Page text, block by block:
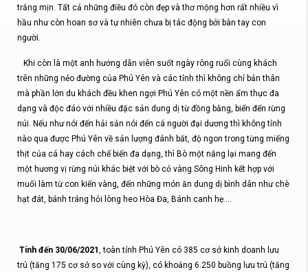
trắng mịn. Tất cả những điều đó còn đẹp và thơ mộng hơn rất nhiều vì
hầu như còn hoan sơ và tự nhiên chưa bị tác động bởi bàn tay con
người.
Khi còn là một anh hướng dẫn viên suốt ngày rông ruổi cùng khách
trên những nẻo đường của Phú Yên và các tỉnh thì không chỉ bản thân
mà phần lớn du khách đều khen ngợi Phú Yên có một nền ẩm thực đa
dạng và độc đáo với nhiều đặc sản dung dị từ đồng bằng, biển đến rừng
núi. Nếu như nói đến hải sản nói đến cá người đại dương thì không tỉnh
nào qua được Phú Yên về sản lượng đánh bắt, độ ngon trong từng miếng
thịt của cá hay cách chế biến đa dạng, thì Bò một nắng lại mang đến
một hương vị rừng núi khác biệt với bò cỏ vàng Sông Hinh kết hợp với
muối làm từ con kiến vàng, đến những món ăn dung dị bình dân như chè
hạt đát, bánh tráng hỏi lòng heo Hòa Đa, Bánh canh hẹ….
Tính đến 30/06/2021 , toàn tỉnh Phú Yên có 385 cơ sở kinh doanh lưu
trú (tăng 175 cơ sở so với cùng kỳ), có khoảng 6.250 buồng lưu trú (tăng